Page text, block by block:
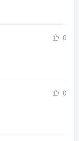
0
0